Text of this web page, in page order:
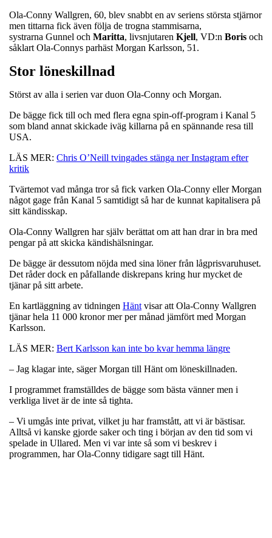
Ola-Conny Wallgren, 60, blev snabbt en av seriens största stjärnor
men tittarna fick även följa de trogna stammisarna,
systrarna Gunnel och Maritta, livsnjutaren Kjell, VD:n Boris och
såklart Ola-Connys parhäst Morgan Karlsson, 51.
Stor löneskillnad
Störst av alla i serien var duon Ola-Conny och Morgan.
De bägge fick till och med flera egna spin-off-program i Kanal 5
som bland annat skickade iväg killarna på en spännande resa till
USA.
LÄS MER: Chris O’Neill tvingades stänga ner Instagram efter
kritik
Tvärtemot vad många tror så fick varken Ola-Conny eller Morgan
något gage från Kanal 5 samtidigt så har de kunnat kapitalisera på
sitt kändisskap.
Ola-Conny Wallgren har själv berättat om att han drar in bra med
pengar på att skicka kändishälsningar.
De bägge är dessutom nöjda med sina löner från lågprisvaruhuset.
Det råder dock en påfallande diskrepans kring hur mycket de
tjänar på sitt arbete.
En kartläggning av tidningen Hänt visar att Ola-Conny Wallgren
tjänar hela 11 000 kronor mer per månad jämfört med Morgan
Karlsson.
LÄS MER: Bert Karlsson kan inte bo kvar hemma längre
– Jag klagar inte, säger Morgan till Hänt om löneskillnaden.
I programmet framställdes de bägge som bästa vänner men i
verkliga livet är de inte så tighta.
– Vi umgås inte privat, vilket ju har framstått, att vi är bästisar.
Alltså vi kanske gjorde saker och ting i början av den tid som vi
spelade in Ullared. Men vi var inte så som vi beskrev i
programmen, har Ola-Conny tidigare sagt till Hänt.